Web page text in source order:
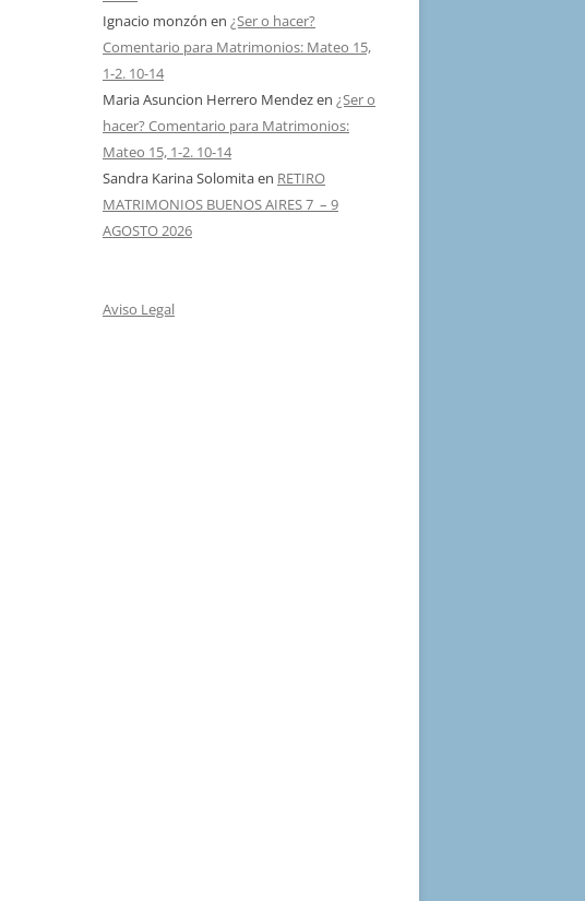
Ignacio monzón en ¿Ser o hacer?
Comentario para Matrimonios: Mateo 15,
1-2. 10-14
Maria Asuncion Herrero Mendezen ¿Ser o
hacer? Comentario para Matrimonios:
Mateo 15, 1-2. 10-14
Sandra Karina Solomitaen RETIRO
MATRIMONIOS BUENOS AIRES 7 – 9
AGOSTO 2026
Aviso Legal